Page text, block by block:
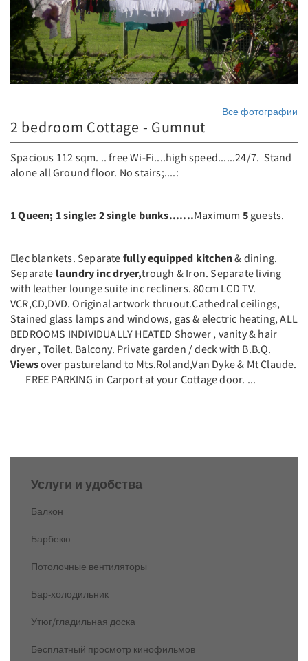
Все фотографии
2 bedroom Cottage - Gumnut
Spacious 112 sqm. .. free Wi-Fi....high speed......24/7. Stand
alone all Ground floor. No stairs;....:
1 Queen; 1 single: 2 single bunks.......Maximum 5 guests.
Elec blankets. Separate fully equipped kitchen& dining.
Separate laundry inc dryer,trough & Iron. Separate living
with leather lounge suite inc recliners. 80cm LCD TV.
VCR,CD,DVD. Original artwork thruout.Cathedral ceilings,
Stained glass lamps and windows, gas & electric heating, ALL
BEDROOMS INDIVIDUALLY HEATED Shower , vanity & hair
dryer , Toilet. Balcony. Private garden / deck with B.B.Q.
Viewsover pastureland to Mts.Roland,Van Dyke & Mt Claude.
FREE PARKING in Carport at your Cottage door. ...
Услуги и удобства
Балкон
Барбекю
Потолочные вентиляторы
Бар-холодильник
Утюг/гладильная доска
Бесплатный просмотр кинофильмов